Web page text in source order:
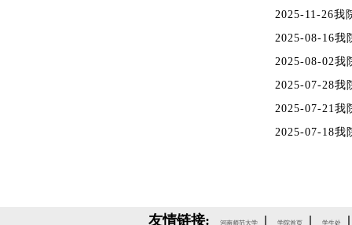
2025-11-26我
2025-08-16我
2025-08-02我
2025-07-28我
2025-07-21我
2025-07-18我
友情链接: 河南师范大学 | 学院首页 | 学生处 |